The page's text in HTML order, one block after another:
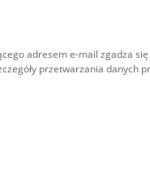
adresem e-mail zgadza
przetwarzania danych